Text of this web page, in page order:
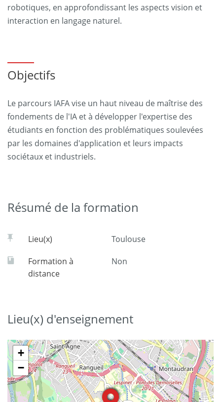
robotiques, en approfondissant les aspects vision et
interaction en langage naturel.
Objectifs
Le parcours IAFA vise un haut niveau de maîtrise des
fondements de l'IA et à développer l'expertise des
étudiants en fonction des problématiques soulevées
par les domaines d'application et leurs impacts
sociétaux et industriels.
Résumé de la formation
Lieu(x) Toulouse
Formation à
distance
Non
Lieu(x) d'enseignement
+
−